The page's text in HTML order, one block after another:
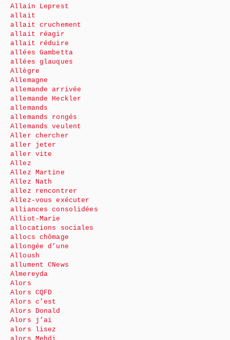
Allain Leprest
allait
allait cruchement
allait réagir
allait réduire
allées Gambetta
allées glauques
Allègre
Allemagne
allemande arrivée
allemande Heckler
allemands
allemands rongés
Allemands veulent
Aller chercher
aller jeter
aller vite
Allez
Allez Martine
Allez Nath
allez rencontrer
Allez-vous exécuter
alliances consolidées
Alliot-Marie
allocations sociales
allocs chômage
allongée d’une
Alloush
allument CNews
Almereyda
Alors
Alors CQFD
Alors c’est
Alors Donald
Alors j’ai
alors lisez